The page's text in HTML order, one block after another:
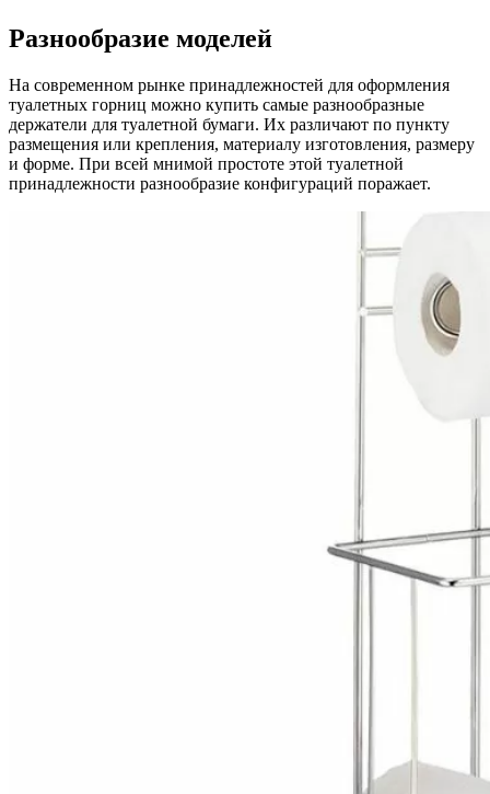
Разнообразие моделей
На современном рынке принадлежностей для оформления
туалетных горниц можно купить самые разнообразные
держатели для туалетной бумаги. Их различают по пункту
размещения или крепления, материалу изготовления, размеру
и форме. При всей мнимой простоте этой туалетной
принадлежности разнообразие конфигураций поражает.